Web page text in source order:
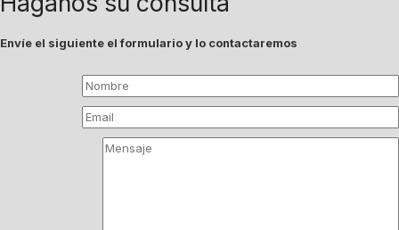
Envíe el siguiente el formulario y lo contactaremos